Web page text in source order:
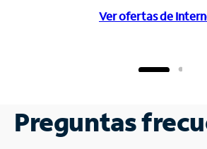
Ver ofertas de
Preguntas